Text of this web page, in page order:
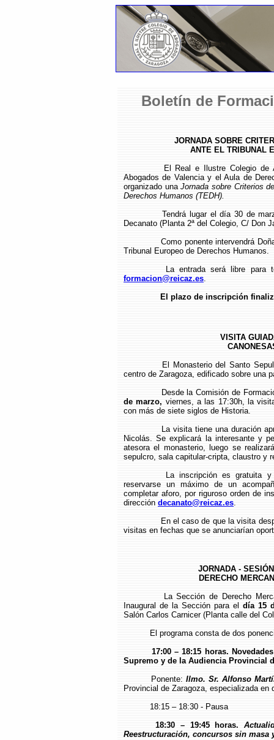
Boletín de
JORNADA SOBRE
ANTE EL TRIBUNAL
El Real e Ilustre Colegio de
Abogados de Valencia y el Aula de
organizado unaJornada sobre Criterios
Derechos Humanos (TEDH).
Tendrá lugar el día 30 de
Decanato (Planta 2ª del Colegio, C/ Don
Como ponente intervendrá
Tribunal Europeo de Derechos Humanos.
La entrada será libre para
formacion@reicaz.es.
El plazo de inscripción
VISITA
El Monasterio del Santo
centro de Zaragoza, edificado sobre una
Desde la Comisión de
de marzo, viernes, a las 17:30h, la
con más de siete siglos de Historia.
La visita tiene una duración
Nicolás. Se explicará la interesante y
atesora el monasterio, luego se
sepulcro, sala capitular-cripta, claustro y
La inscripción es gratuita
reservarse un máximo de un
completar aforo, por riguroso orden de
dirección decanato@reicaz.es.
En el caso de que la visita
visitas en fechas que se anunciarían
JORNADA -
DERECHO
La Sección de Derecho
Inaugural de la Sección para el día 15
Salón Carlos Carnicer (Planta calle del
El programa consta de dos
17:00 – 18:15 horas.
Supremo y de la Audiencia Provincial
Ponente: Ilmo. Sr. Alfonso
Provincial de Zaragoza, especializada en
18:15 – 18:30 - Pausa
18:30 – 19:45 horas.
Reestructuración, concursos sin masa